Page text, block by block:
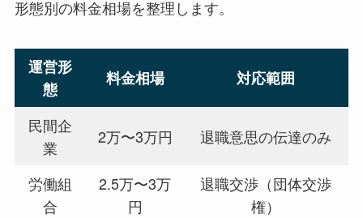
形態別の料金相場を整理します。
運営形
態
料金相場 対応範囲
民間企
業
2万〜3万円 退職意思の伝達のみ
労働組
合
2.5万〜3万
円
退職交渉（団体交渉
権）